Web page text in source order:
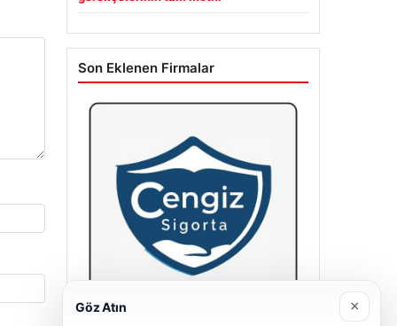
Son Eklenen Firmalar
Göz Atın ×